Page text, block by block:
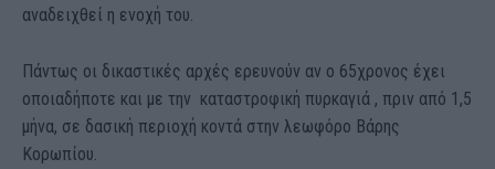
αναδειχθεί η ενοχή του.
Πάντως οι δικαστικές αρχές ερευνούν αν ο 65χρονος έχει
οποιαδήποτε και με την καταστροφική πυρκαγιά , πριν από 1,5
μήνα, σε δασική περιοχή κοντά στην λεωφόρο Βάρης
Κορωπίου.